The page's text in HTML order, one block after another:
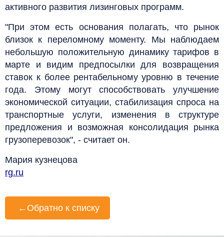
активного развития лизинговых программ.
"При этом есть основания полагать, что рынок
близок к переломному моменту. Мы наблюдаем
небольшую положительную динамику тарифов в
марте и видим предпосылки для возвращения
ставок к более рентабельному уровню в течение
года. Этому могут способствовать улучшение
экономической ситуации, стабилизация спроса на
транспортные услуги, изменения в структуре
предложения и возможная консолидация рынка
грузоперевозок", - считает он.
Мария кузнецова
rg.ru
← Обратно к списку